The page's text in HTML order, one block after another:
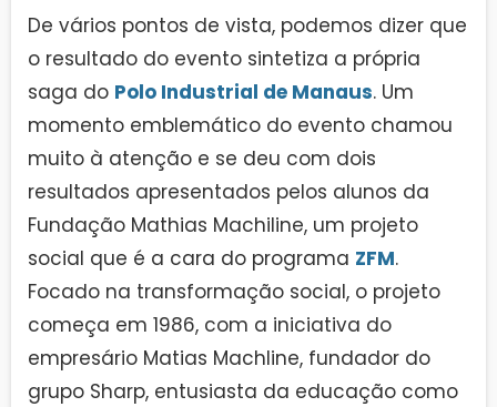
De vários pontos de vista, podemos dizer que
o resultado do evento sintetiza a própria
saga do Polo Industrial de Manaus. Um
momento emblemático do evento chamou
muito à atenção e se deu com dois
resultados apresentados pelos alunos da
Fundação Mathias Machiline, um projeto
social que é a cara do programa ZFM.
Focado na transformação social, o projeto
começa em 1986, com a iniciativa do
empresário Matias Machline, fundador do
grupo Sharp, entusiasta da educação como